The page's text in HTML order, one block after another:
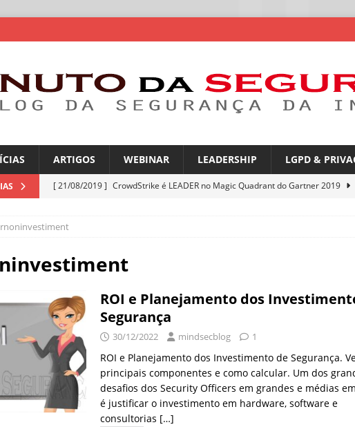
ARTIGOS WEBINAR LEADERSHIP LGPD &
[ 21/08/2019 ] CrowdStrike é LEADER no Magic Quadrant do Gartner 2019
[ 06/08/2026 ]
industriais
NOTÍCIAS
NOTÍCIAS
[ 06/08/2026 ]
Falsas promessas de emprego na Meta, Disney, Coca-Cola e
NOTÍCIAS
[ 06/08/2026 ] Sem guardrails, a autonomia da IA se torna um risco
[ 06/08/2026 ]
IA eleva taxa de sucesso de phishing para 54%
ROI e Planejamento dos
Segurança
30/12/2022 mindsecblog 1
ROI e Planejamento dos Investimento de Segurança.
principais componentes e como calcular. Um dos
desafios dos Security Officers em grandes e médias
é justificar o investimento em hardware, software e
consultorias […]